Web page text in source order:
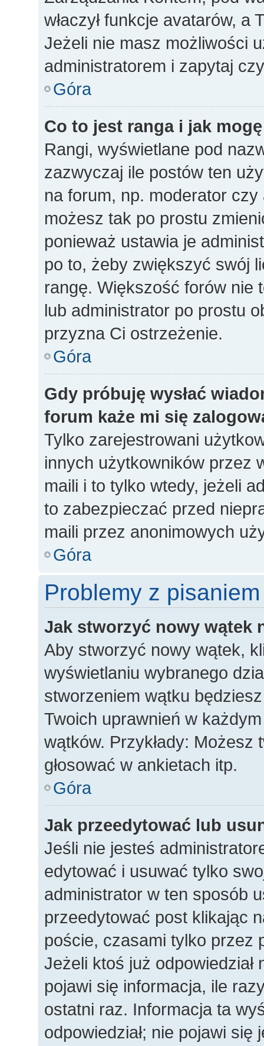
właczył funkcje avatarów,
Jeżeli nie masz możliwości
administratorem i zapytaj
Góra
Co to jest ranga i jak
Rangi, wyświetlane pod
zazwyczaj ile postów ten
na forum, np. moderator
możesz tak po prostu
ponieważ ustawia je
po to, żeby zwiększyć swój
rangę. Większość forów nie
lub administrator po prostu
przyzna Ci ostrzeżenie.
Góra
Gdy próbuję wysłać
forum każe mi się
Tylko zarejestrowani
innych użytkowników przez
maili i to tylko wtedy, jeżeli
to zabezpieczać przed
maili przez anonimowych
Góra
Problemy z pisaniem
Jak stworzyć nowy wątek
Aby stworzyć nowy wątek,
wyświetlaniu wybranego
stworzeniem wątku
Twoich uprawnień w
wątków. Przykłady:
głosować w ankietach itp.
Góra
Jak przeedytować lub
Jeśli nie jesteś
edytować i usuwać tylko
administrator w ten sposób
przeedytować post klikając
poście, czasami tylko przez
Jeżeli ktoś już
pojawi się informacja, ile
ostatni raz. Informacja ta
odpowiedział; nie pojawi